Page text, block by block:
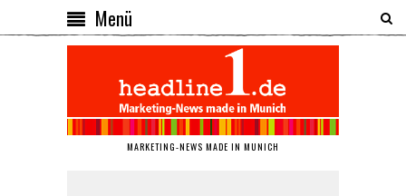
Menü
MARKETING-NEWS MADE IN MUNICH